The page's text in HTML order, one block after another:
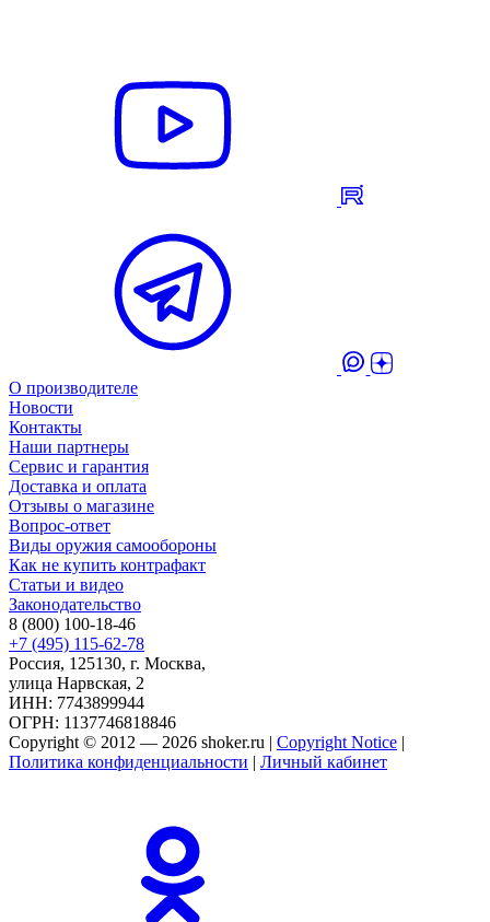
О производителе
Новости
Контакты
Наши партнеры
Сервис и гарантия
Доставка и оплата
Отзывы о магазине
Вопрос-ответ
Виды оружия самообороны
Как не купить контрафакт
Статьи и видео
Законодательство
8 (800) 100-18-46
+7 (495) 115-62-78
Россия, 125130, г. Москва,
улица Нарвская, 2
ИНН: 7743899944
ОГРН: 1137746818846
Copyright © 2012 — 2026 shoker.ru | Copyright Notice |
Политика конфиденциальности | Личный кабинет